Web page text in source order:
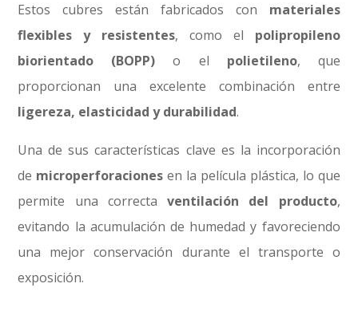
Estos cubres están fabricados con materiales
flexibles y resistentes, como el polipropileno
biorientado (BOPP) o el polietileno, que
proporcionan una excelente combinación entre
ligereza, elasticidad y durabilidad.
Una de sus características clave es la incorporación
de microperforaciones en la película plástica, lo que
permite una correctaventilación del producto,
evitando la acumulación de humedad y favoreciendo
una mejor conservación durante el transporte o
exposición.